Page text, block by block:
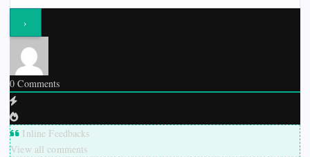
0 Comments
Inline Feedbacks
View all comments